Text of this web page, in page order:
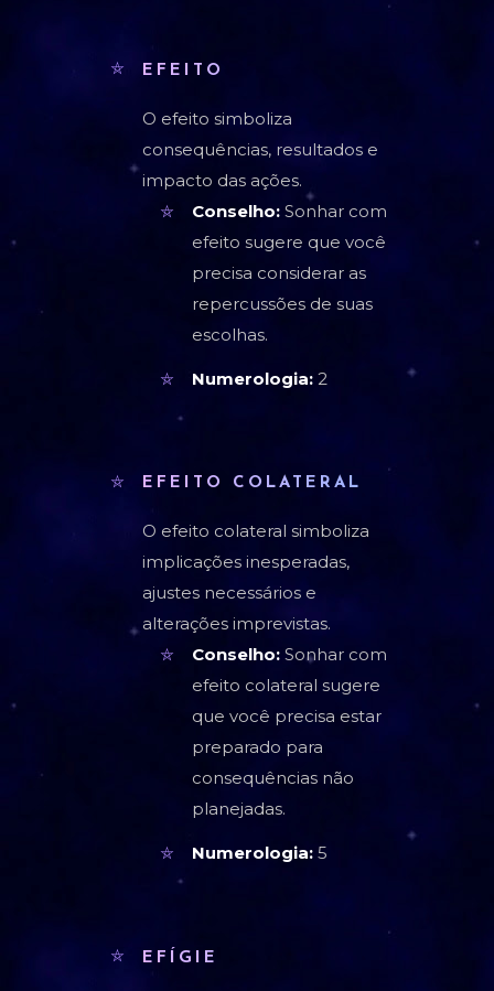
EFEITO
O efeito simboliza
consequências, resultados e
impacto das ações.
Conselho: Sonhar com
efeito sugere que você
precisa considerar as
repercussões de suas
escolhas.
Numerologia: 2
EFEITO COLATERAL
O efeito colateral simboliza
implicações inesperadas,
ajustes necessários e
alterações imprevistas.
Conselho: Sonhar com
efeito colateral sugere
que você precisa estar
preparado para
consequências não
planejadas.
Numerologia: 5
EFÍGIE